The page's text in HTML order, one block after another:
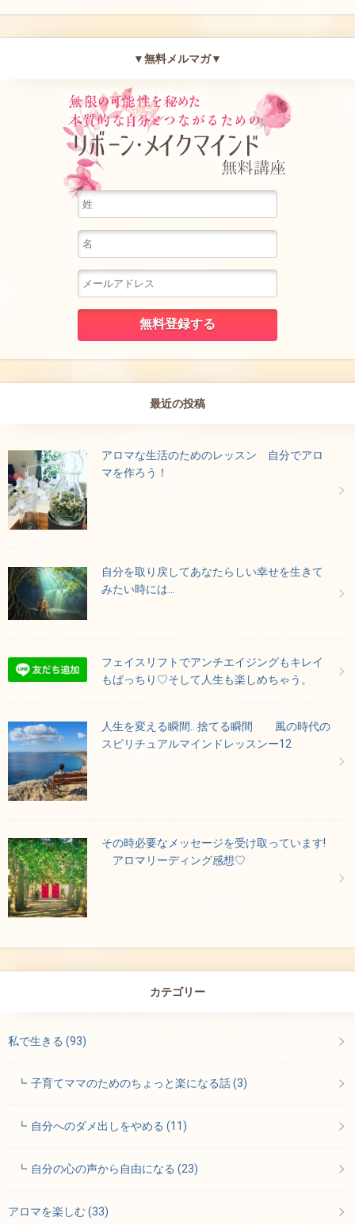
▼無料メルマガ▼
最近の投稿
アロマな生活のためのレッスン 自分でアロ
マを作ろう！
自分を取り戻してあなたらしい幸せを生きて
みたい時には…
フェイスリフトでアンチエイジングもキレイ
もばっちり♡そして人生も楽しめちゃう。
人生を変える瞬間…捨てる瞬間 風の時代の
スピリチュアルマインドレッスンー12
その時必要なメッセージを受け取っています!
アロマリーディング感想♡
カテゴリー
私で生きる (93)
子育てママのためのちょっと楽になる話(3)
自分へのダメ出しをやめる(11)
自分の心の声から自由になる(23)
アロマを楽しむ(33)